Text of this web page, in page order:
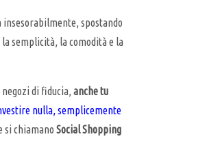
insesorabilmente, spostando
semplicità, la comodità e la
negozi di fiducia,anche tu
nulla, semplicemente
si chiamanoSocial Shopping